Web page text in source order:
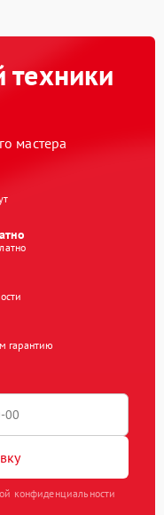
техники
мастера
гарантию
конфиденциальности